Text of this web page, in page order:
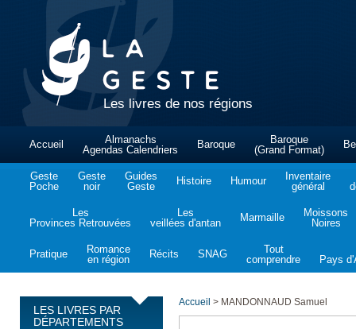
Les livres de nos régions
Accueil
Almanachs
Agendas Calendriers
Baroque
Baroque
(Grand Format)
Geste
Poche
Geste
noir
Guides
Geste
Histoire Humour
Inventaire
général
Les
Provinces Retrouvées
Les
veillées d'antan
Marmaille
Moissons
Noires
Pratique
Romance
en région
Récits SNAG
Tout
comprendre
Pays
LES LIVRES PAR
DÉPARTEMENTS
Accueil > MANDONNAUD Samuel